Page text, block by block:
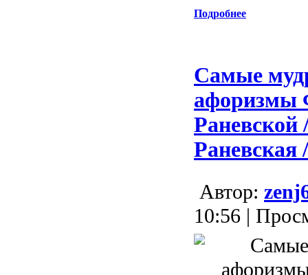
Подробнее
Самые
афоризмы
Раневская
Aвтор:
10:56 |